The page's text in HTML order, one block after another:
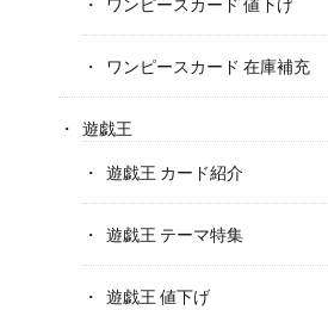
ワンピースカード 値下げ
ワンピースカード 在庫補充
遊戯王
遊戯王 カード紹介
遊戯王 テーマ特集
遊戯王 値下げ